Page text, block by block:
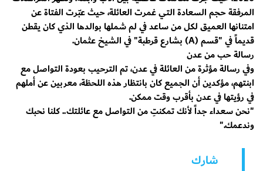
المرفقة حجم السعادة التي غمرت العائلة، حيث عبّرت الفتاة عن
امتنانها العميق لكل من ساعد في لم شملها بوالدها الذي كان يقطن
قديماً في "قسم (A) بشارع قرطبة" في الشيخ عثمان.
​رسالة حب من عدن
​وفي رسالة مؤثرة من العائلة في عدن، تم الترحيب بعودة التواصل مع
ابنتهم، مؤكدين أن الجميع كان بانتظار هذه اللحظة، معربين عن أملهم
في رؤيتها في عدن بأقرب وقت ممكن.
​"نحن سعداء جداً لأنك تمكنتِ من التواصل مع عائلتك.. كلنا نحبك
وندعمك."
شارك